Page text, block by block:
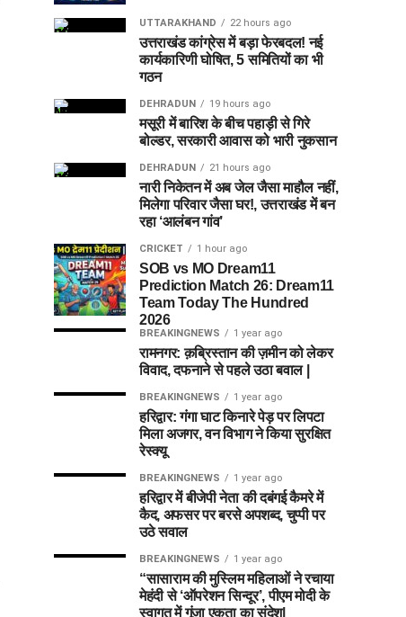
UTTARAKHAND 22 hours ago
उत्तराखंड कांग्रेस में बड़ा फेरबदल! नई
कार्यकारिणी घोषित, 5 समितियों का भी
गठन
DEHRADUN 19 hours ago
मसूरी में बारिश के बीच पहाड़ी से गिरे
बोल्डर, सरकारी आवास को भारी नुकसान
DEHRADUN 21 hours ago
नारी निकेतन में अब जेल जैसा माहौल नहीं,
मिलेगा परिवार जैसा घर!, उत्तराखंड में बन
रहा ‘आलंबन गांव’
CRICKET 1 hour ago
SOB vs MO Dream11
Prediction Match 26: Dream11
Team Today The Hundred
2026
BREAKINGNEWS 1 year ago
रामनगर: क़ब्रिस्तान की ज़मीन को लेकर
विवाद, दफनाने से पहले उठा बवाल |
BREAKINGNEWS 1 year ago
हरिद्वार: गंगा घाट किनारे पेड़ पर लिपटा
मिला अजगर, वन विभाग ने किया सुरक्षित
रेस्क्यू
BREAKINGNEWS 1 year ago
हरिद्वार में बीजेपी नेता की दबंगई कैमरे में
कैद, अफसर पर बरसे अपशब्द, चुप्पी पर
उठे सवाल
BREAKINGNEWS 1 year ago
“सासाराम की मुस्लिम महिलाओं ने रचाया
मेहंदी से ‘ऑपरेशन सिन्दूर’, पीएम मोदी के
स्वागत में गूंजा एकता का संदेश|